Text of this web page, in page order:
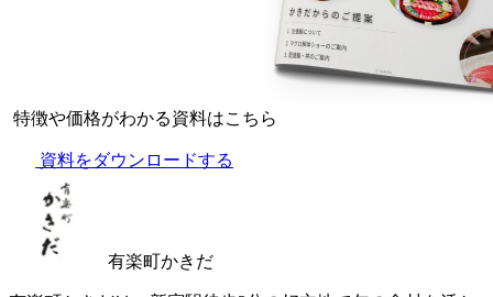
特徴や価格がわかる資料はこちら
資料をダウンロードする
有楽町かきだ